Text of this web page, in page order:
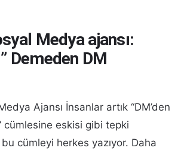
Medya ajansı:
Demeden DM
Ajansı İnsanlar artık “DM’den
cümlesine eskisi gibi tepki
cümleyi herkes yazıyor. Daha